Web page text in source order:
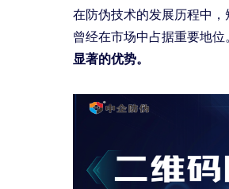
在防伪技术的发展历程中
曾经在市场中占据重要地
显著的优势。